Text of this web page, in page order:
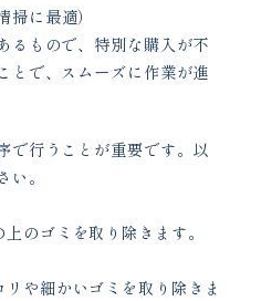
に最適）
るもので、特別な購入が不
とで、スムーズに作業が進
で行うことが重要です。以
。
のゴミを取り除きます。
や細かいゴミを取り除きま